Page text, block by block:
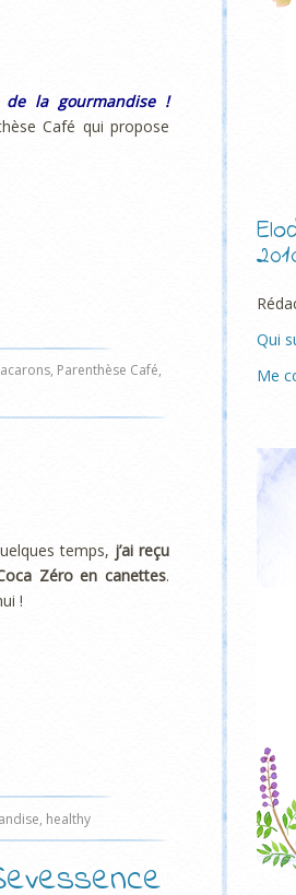
de la gourmandise !
Café qui propose
, Parenthèse Café,
temps, j’ai reçu
Zéro en canettes.
!
, healthy
Qui
Me